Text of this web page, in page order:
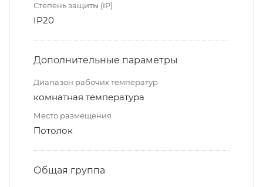
Степень защиты (IP)
IP20
Дополнительные параметры
Диапазон рабочих температур
комнатная температура
Место размещения
Потолок
Общая группа